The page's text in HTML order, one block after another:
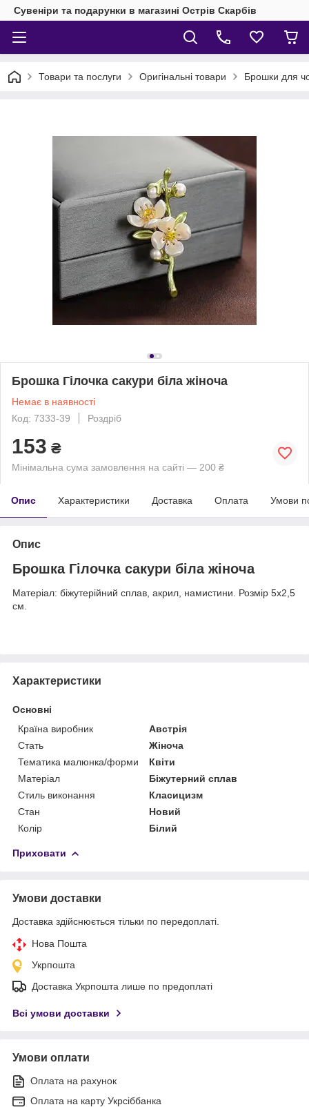
Сувеніри та подарунки в магазині Острів Скарбів
Товари та послуги Оригінальні товари Брошки для
Брошка Гілочка сакури біла жіноча
Немає в наявності
Код: 7333-39
Роздріб
153 ₴
Мінімальна сума замовлення на сайті — 200 ₴
Опис Характеристики Доставка Оплата Умови
Опис
Брошка Гілочка сакури біла жіноча
Матеріал: біжутерійний сплав, акрил, намистини. Розмір 5х2,5
см.
Характеристики
Основні
Країна виробник
Австрія
Стать
Жіноча
Тематика малюнка/форми
Квіти
Матеріал
Біжутерний сплав
Стиль виконання
Класицизм
Стан
Новий
Колір
Білий
Приховати
Умови доставки
Доставка здійснюється тільки по передоплаті.
Нова Пошта
Укрпошта
Доставка Укрпошта лише по предоплаті
Всі умови доставки
Умови оплати
Оплата на рахунок
Оплата на карту Укрсіббанка